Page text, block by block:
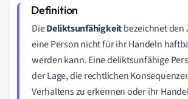
DieDeliktsunfähigkeitbezeichnet den
eine Person nicht für ihr Handeln
werden kann. Eine deliktsunfähige
der Lage, die rechtlichen
Verhaltens zu erkennen oder ihr